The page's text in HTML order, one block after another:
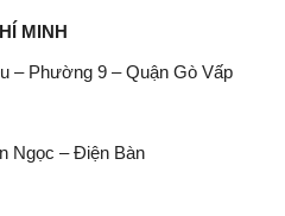
MINH
– Phường 9 – Quận Gò Vấp
Ngọc – Điện Bàn